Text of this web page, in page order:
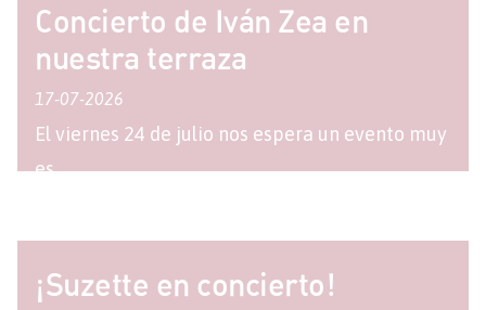
Concierto de Iván Zea en
nuestra terraza
17-07-2026
El viernes 24 de julio nos espera un evento muy
es...
¡Suzette en concierto!